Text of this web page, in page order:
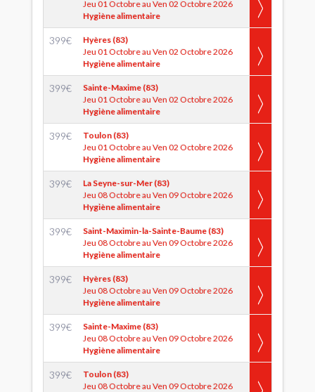
Jeu 01 Octobre au Ven 02 Octobre 2026
Hygiène alimentaire
399€
Hyères (83)
Jeu 01 Octobre au Ven 02 Octobre 2026
Hygiène alimentaire
399€
Sainte-Maxime (83)
Jeu 01 Octobre au Ven 02 Octobre 2026
Hygiène alimentaire
399€
Toulon (83)
Jeu 01 Octobre au Ven 02 Octobre 2026
Hygiène alimentaire
399€
La Seyne-sur-Mer (83)
Jeu 08 Octobre au Ven 09 Octobre 2026
Hygiène alimentaire
399€
Saint-Maximin-la-Sainte-Baume (83)
Jeu 08 Octobre au Ven 09 Octobre 2026
Hygiène alimentaire
399€
Hyères (83)
Jeu 08 Octobre au Ven 09 Octobre 2026
Hygiène alimentaire
399€
Sainte-Maxime (83)
Jeu 08 Octobre au Ven 09 Octobre 2026
Hygiène alimentaire
399€
Toulon (83)
Jeu 08 Octobre au Ven 09 Octobre 2026